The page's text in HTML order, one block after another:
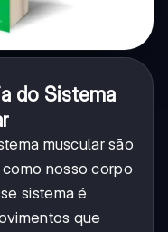
do Sistema
muscular são
nosso corpo
sistema é
que